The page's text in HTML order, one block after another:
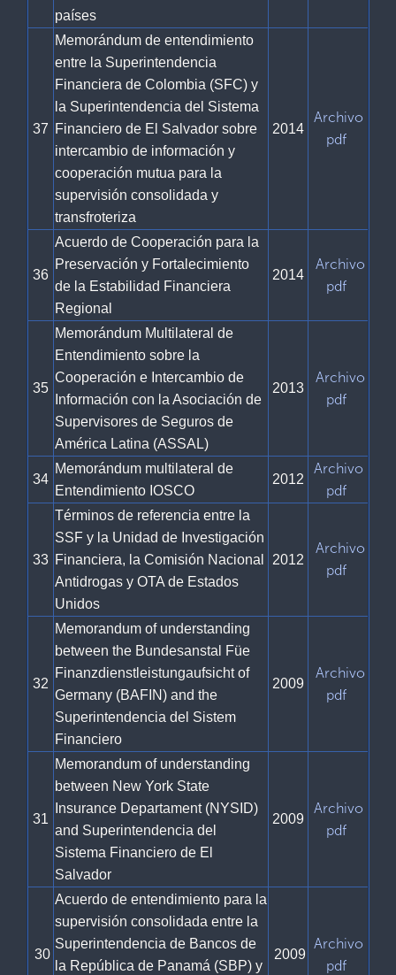
países
37
Memorándum de entendimiento
entre la Superintendencia
Financiera de Colombia (SFC) y
la Superintendencia del Sistema
Financiero de El Salvador sobre
intercambio de información y
cooperación mutua para la
supervisión consolidada y
transfroteriza
2014
Archivo
pdf
36
Acuerdo de Cooperación para la
Preservación y Fortalecimiento
de la Estabilidad Financiera
Regional
2014
Archivo
pdf
35
Memorándum Multilateral de
Entendimiento sobre la
Cooperación e Intercambio de
Información con la Asociación de
Supervisores de Seguros de
América Latina (ASSAL)
2013
Archivo
pdf
34
Memorándum multilateral de
Entendimiento IOSCO
2012
Archivo
pdf
33
Términos de referencia entre la
SSF y la Unidad de Investigación
Financiera, la Comisión Nacional
Antidrogas y OTA de Estados
Unidos
2012
Archivo
pdf
32
Memorandum of understanding
between the Bundesanstal Füe
Finanzdienstleistungaufsicht of
Germany (BAFIN) and the
Superintendencia del Sistem
Financiero
2009
Archivo
pdf
31
Memorandum of understanding
between New York State
Insurance Departament (NYSID)
and Superintendencia del
Sistema Financiero de El
Salvador
2009
Archivo
pdf
30
Acuerdo de entendimiento para la
supervisión consolidada entre la
Superintendencia de Bancos de
la República de Panamá (SBP) y
2009
Archivo
pdf